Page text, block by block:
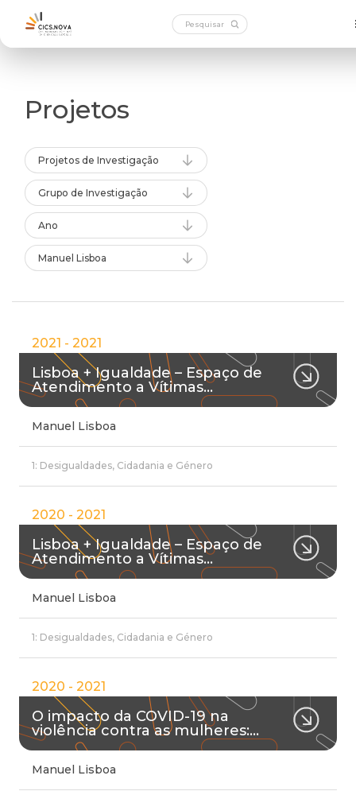
Projetos
Projetos de Investigação
Grupo de Investigação
Ano
Manuel Lisboa
2021 - 2021
Lisboa + Igualdade – Espaço de
Atendimento a Vítimas…
Manuel Lisboa
1: Desigualdades, Cidadania e Género
2020 - 2021
Lisboa + Igualdade – Espaço de
Atendimento a Vítimas…
Manuel Lisboa
1: Desigualdades, Cidadania e Género
2020 - 2021
O impacto da COVID-19 na
violência contra as mulheres:…
Manuel Lisboa